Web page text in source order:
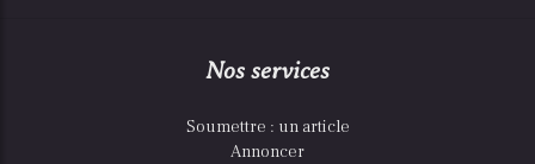
Nos services
Soumettre : un article
Annoncer